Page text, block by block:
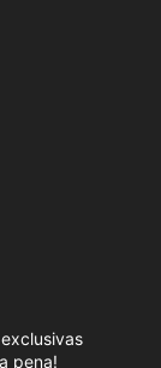
pena!